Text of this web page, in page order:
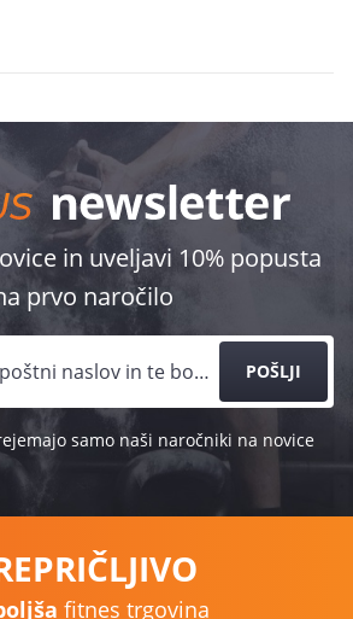
in uveljavi 10% popusta
prvo naročilo
POŠLJI
samo naši naročniki na novice
fitnes trgovina